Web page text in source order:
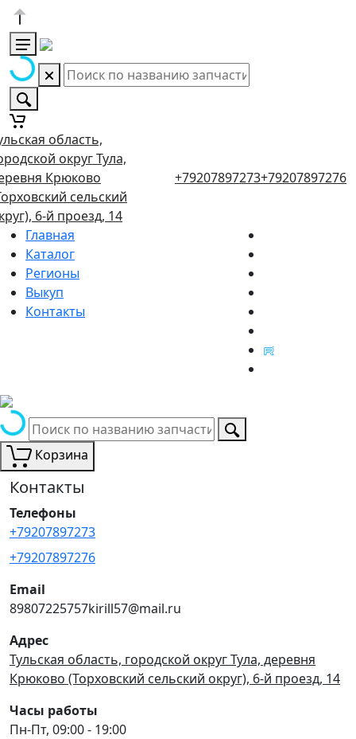
область,
округ Тула,
Крюково
сельский
6-й проезд, 14
+79207897273+79207897276
Главная
Каталог
Регионы
Выкуп
Контакты
Корзина
Контакты
Телефоны
+79207897273
+79207897276
Email
89807225757kirill57@mail.ru
Адрес
Тульская область, городской округ Тула, деревня
Крюково (Торховский сельский округ), 6-й проезд, 14
Часы работы
Пн-Пт, 09:00 - 19:00